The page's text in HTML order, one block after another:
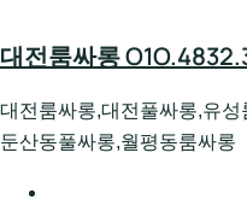
to
대전룸싸롱
대전룸싸롱,대전풀싸롱,유
둔산동풀싸롱,월평동룸싸롱